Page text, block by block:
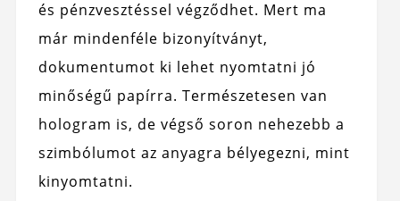
és pénzvesztéssel végződhet. Mert ma
már mindenféle bizonyítványt,
dokumentumot ki lehet nyomtatni jó
minőségű papírra. Természetesen van
hologram is, de végső soron nehezebb a
szimbólumot az anyagra bélyegezni, mint
kinyomtatni.